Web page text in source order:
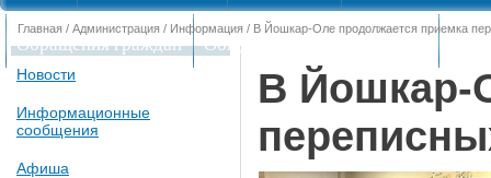
Обращения граждан Общественные обсуждения
Главная / Администрация / Информация / В Йошкар-Оле продолжается приемка
Новости
Информационные
сообщения
Афиша
В Йошкар-